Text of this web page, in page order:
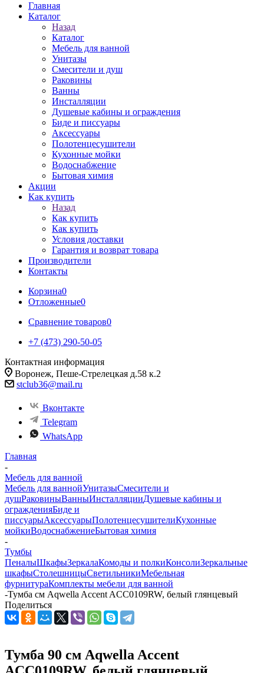
Главная
Каталог
Назад
Каталог
Мебель для ванной
Унитазы
Смесители и душ
Раковины
Ванны
Инсталляции
Душевые кабины и ограждения
Биде и писсуары
Аксессуары
Полотенцесушители
Кухонные мойки
Водоснабжение
Бытовая химия
Акции
Как купить
Назад
Как купить
Как купить
Условия доставки
Гарантия и возврат товара
Производители
Контакты
Корзина0
Отложенные0
Сравнение товаров0
+7 (473) 290-50-05
Контактная информация
Воронеж, Пеше-Стрелецкая д.58 к.2
stclub36@mail.ru
Вконтакте
Telegram
WhatsApp
Главная
-
Мебель для ванной
Мебель для ваннойУнитазыСмесители и
душРаковиныВанныИнсталляцииДушевые кабины и
огражденияБиде и
писсуарыАксессуарыПолотенцесушителиКухонные
мойкиВодоснабжениеБытовая химия
-
Тумбы
ПеналыШкафыЗеркалаКомоды и полкиКонсолиЗеркальные
шкафыСтолешницыСветильникиМебельная
фурнитураКомплекты мебели для ванной
-Тумба см Aqwella Accent ACC0109RW, белый глянцевый
Поделиться
Тумба 90 см Aqwella Accent